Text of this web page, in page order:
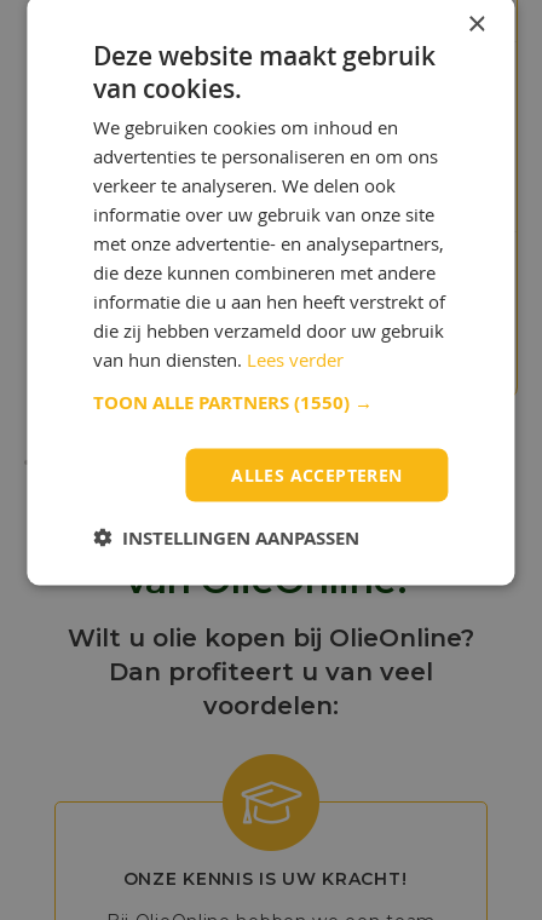
Noud de
"Jullie site is geweldig, het
laat zien dat jullie experts
zijn in smeermiddelen!"
Chris Bijlsma
verleden"
Ontdek de voordelen
van OlieOnline!
Wilt u olie kopen bij OlieOnline?
Dan profiteert u van veel
voordelen:
ONZE KENNIS IS UW KRACHT!
×
Deze website maakt gebruik
van cookies.
We gebruiken cookies om inhoud en
advertenties te personaliseren en om ons
verkeer te analyseren. We delen ook
informatie over uw gebruik van onze site
met onze advertentie- en analysepartners,
die deze kunnen combineren met andere
informatie die u aan hen heeft verstrekt of
die zij hebben verzameld door uw gebruik
van hun diensten. Lees verder
TOON ALLE PARTNERS(1550) →
ALLES ACCEPTEREN
INSTELLINGEN AANPASSEN